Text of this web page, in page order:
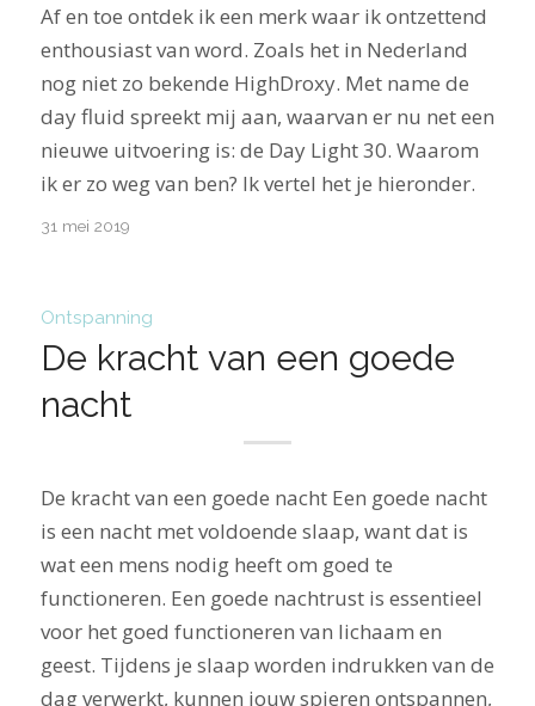
Af en toe ontdek ik een merk waar ik ontzettend
enthousiast van word. Zoals het in Nederland
nog niet zo bekende HighDroxy. Met name de
day fluid spreekt mij aan, waarvan er nu net een
nieuwe uitvoering is: de Day Light 30. Waarom
ik er zo weg van ben? Ik vertel het je hieronder.
31 mei 2019
Ontspanning
De kracht van een goede
nacht
De kracht van een goede nacht Een goede nacht
is een nacht met voldoende slaap, want dat is
wat een mens nodig heeft om goed te
functioneren. Een goede nachtrust is essentieel
voor het goed functioneren van lichaam en
geest. Tijdens je slaap worden indrukken van de
dag verwerkt, kunnen jouw spieren ontspannen,